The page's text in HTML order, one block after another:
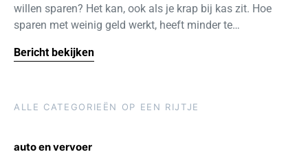
willen sparen? Het kan, ook als je krap bij kas zit. Hoe
sparen met weinig geld werkt, heeft minder te…
Bericht bekijken
ALLE CATEGORIEËN OP EEN RIJTJE
auto en vervoer